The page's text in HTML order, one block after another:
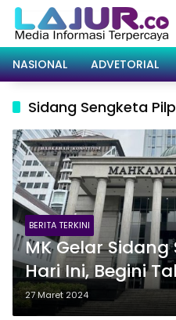
Langsung
konten
NASIONAL
ADVETORIAL
Sidang Sengketa
BERITA TERKINI
MK Gelar
Hari Ini, Begini
27 Maret 2024